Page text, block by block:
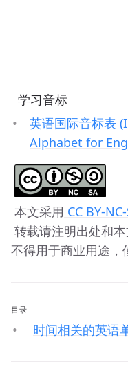
学习音标
英语国际音标表
Alphabet for
本文采用 CC BY-
不得用于商业用途，
目录
时间相关的英语